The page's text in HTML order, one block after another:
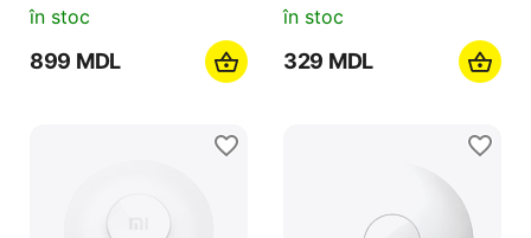
în stoc
‍899‍ MDL
în stoc
‍329‍ MDL